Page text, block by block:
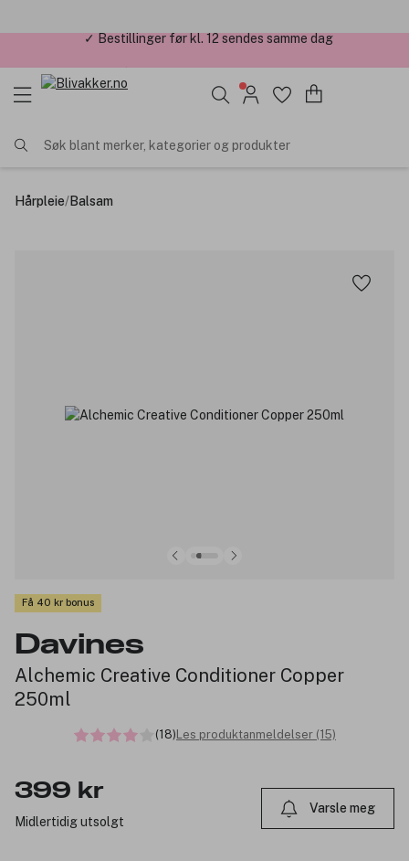
Søk blant merker, kategorier og produkter
Hårpleie/Balsam
Få 40 kr bonus
Davines
Alchemic Creative Conditioner Copper
250ml
(18)Les produktanmeldelser (15)
399 kr
Midlertidig utsolgt
Varsle meg